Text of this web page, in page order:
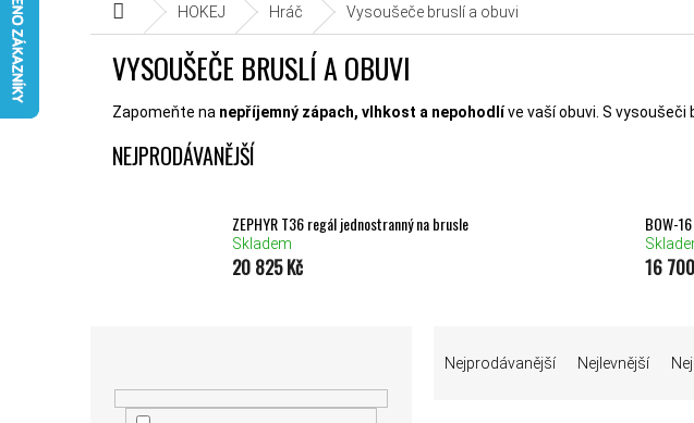
Domů HOKEJ Hráč Vysoušeče bruslí a obuvi
VYSOUŠEČE BRUSLÍ A OBUVI
Zapomeňte na nepříjemný zápach, vlhkost a nepohodlíve vaší obuvi. S vysoušeči
NEJPRODÁVANĚJŠÍ
ZEPHYR T36 regál jednostranný na brusle
Skladem
20 825 Kč
BOW-
16
Nejprodávanější Nejlevnější